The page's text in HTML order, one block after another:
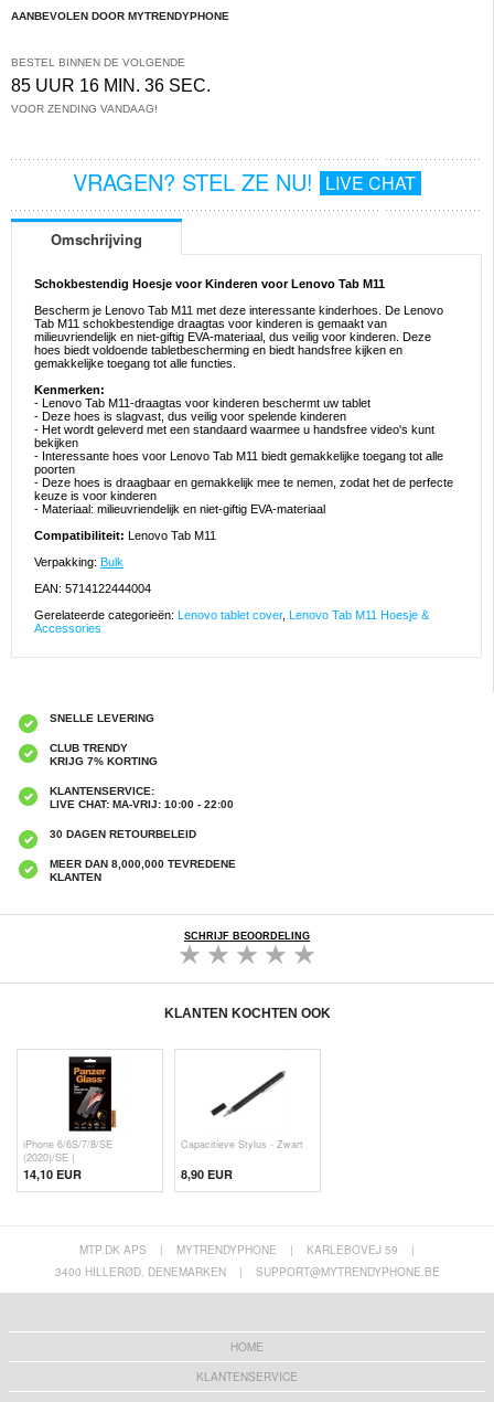
AANBEVOLEN DOOR MYTRENDYPHONE
BESTEL BINNEN DE VOLGENDE
85 UUR 16 MIN. 35 SEC.
VOOR ZENDING VANDAAG!
VRAGEN? STEL ZE NU! LIVE CHAT
Omschrijving
Schokbestendig Hoesje voor Kinderen voor Lenovo Tab M11
Bescherm je Lenovo Tab M11 met deze interessante kinderhoes. De Lenovo
Tab M11 schokbestendige draagtas voor kinderen is gemaakt van
milieuvriendelijk en niet-giftig EVA-materiaal, dus veilig voor kinderen. Deze
hoes biedt voldoende tabletbescherming en biedt handsfree kijken en
gemakkelijke toegang tot alle functies.
Kenmerken:
- Lenovo Tab M11-draagtas voor kinderen beschermt uw tablet
- Deze hoes is slagvast, dus veilig voor spelende kinderen
- Het wordt geleverd met een standaard waarmee u handsfree video's kunt
bekijken
- Interessante hoes voor Lenovo Tab M11 biedt gemakkelijke toegang tot alle
poorten
- Deze hoes is draagbaar en gemakkelijk mee te nemen, zodat het de perfecte
keuze is voor kinderen
- Materiaal: milieuvriendelijk en niet-giftig EVA-materiaal
Compatibiliteit: Lenovo Tab M11
Verpakking: Bulk
EAN: 5714122444004
Gerelateerde categorieën:
Lenovo tablet cover,
Lenovo Tab M11 Hoesje &
Accessories
SNELLE LEVERING
CLUB TRENDY
KRIJG 7% KORTING
KLANTENSERVICE:
LIVE CHAT: MA-VRIJ: 10:00 - 22:00
30 DAGEN RETOURBELEID
MEER DAN 8,000,000 TEVREDENE
KLANTEN
SCHRIJF BEOORDELING
KLANTEN KOCHTEN OOK
iPhone 6/6S/7/8/SE
(2020)/SE (
14,10 EUR
Capacitieve Stylus - Zwart
8,90 EUR
MTP.DK APS | MYTRENDYPHONE | KARLEBOVEJ 59
|
3400 HILLERØD, DENEMARKEN
| SUPPORT@MYTRENDYPHONE.BE
HOME
KLANTENSERVICE